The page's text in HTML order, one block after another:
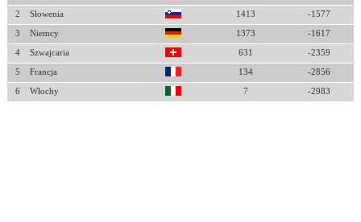
2 Słowenia 1413 -1577
3 Niemcy 1373 -1617
4 Szwajcaria 631 -2359
5 Francja 134 -2856
6 Włochy 7 -2983